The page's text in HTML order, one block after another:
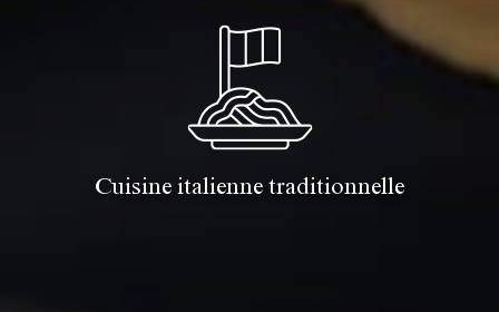
Cuisine italienne traditionnelle